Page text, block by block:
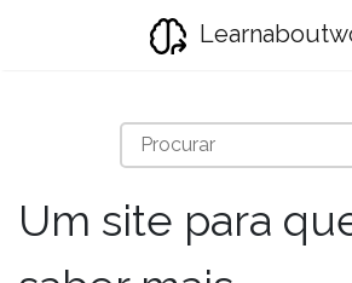
Um site para